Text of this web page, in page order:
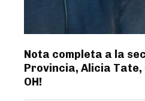
Nota completa a la
Provincia, Alicia
OH!